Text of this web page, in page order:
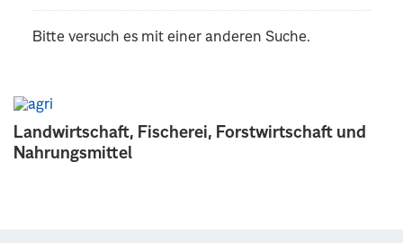
Landwirtschaft, Fischerei, Forstwirtschaft und
Nahrungsmittel
Bitte versuch es mit einer anderen Suche.